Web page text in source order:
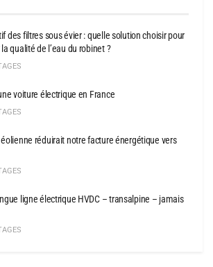
des filtres sous évier : quelle solution choisir pour
qualité de l’eau du robinet ?
voiture électrique en France
éolienne réduirait notre facture énergétique vers
ligne électrique HVDC – transalpine – jamais